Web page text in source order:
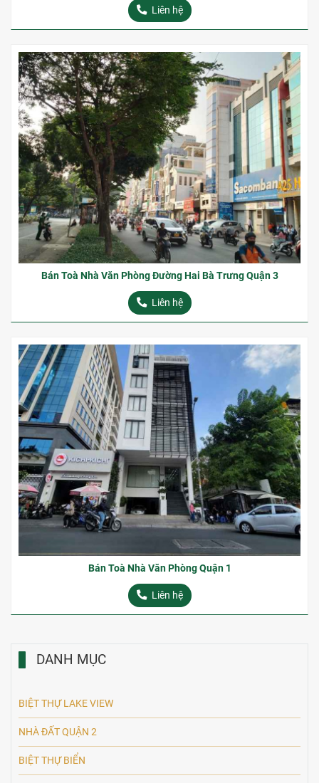
Liên hệ
Bán Toà Nhà Văn Phòng Đường Hai Bà Trưng Quận 3
Liên hệ
Bán Toà Nhà Văn Phòng Quận 1
Liên hệ
DANH MỤC
BIỆT THỰ LAKE VIEW
NHÀ ĐẤT QUẬN 2
BIỆT THỰ BIỂN